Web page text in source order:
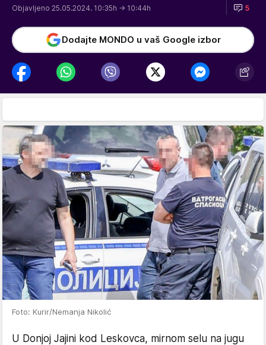
Objavljeno 25.05.2024. 10:35h → 10:44h 5
Dodajte MONDO u vaš Google izbor
Foto: Kurir/Nemanja Nikolić
U Donjoj Jajini kod Leskovca, mirnom selu na jugu